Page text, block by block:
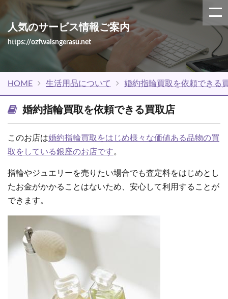
人気のサービス情報ご案内
https://ozfwaisngerasu.net
HOME 生活用品について 婚約指輪買取を依頼できる
婚約指輪買取を依頼できる買取店
このお店は婚約指輪買取をはじめ様々な価値ある品物の買
取をしている銀座のお店です。
指輪やジュエリーを売りたい場合でも査定料をはじめとし
たお金がかかることはないため、安心して利用することが
できます。